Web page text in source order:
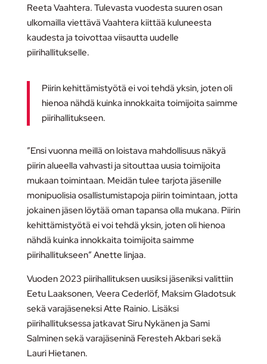
Reeta Vaahtera. Tulevasta vuodesta suuren osan
ulkomailla viettävä Vaahtera kiittää kuluneesta
kaudesta ja toivottaa viisautta uudelle
piirihallitukselle.
Piirin kehittämistyötä ei voi tehdä yksin, joten oli
hienoa nähdä kuinka innokkaita toimijoita saimme
piirihallitukseen.
”Ensi vuonna meillä on loistava mahdollisuus näkyä
piirin alueella vahvasti ja sitouttaa uusia toimijoita
mukaan toimintaan. Meidän tulee tarjota jäsenille
monipuolisia osallistumistapoja piirin toimintaan, jotta
jokainen jäsen löytää oman tapansa olla mukana. Piirin
kehittämistyötä ei voi tehdä yksin, joten oli hienoa
nähdä kuinka innokkaita toimijoita saimme
piirihallitukseen” Anette linjaa.
Vuoden 2023 piirihallituksen uusiksi jäseniksi valittiin
Eetu Laaksonen, Veera Cederlöf, Maksim Gladotsuk
sekä varajäseneksi Atte Rainio. Lisäksi
piirihallituksessa jatkavat Siru Nykänen ja Sami
Salminen sekä varajäseninä Feresteh Akbari sekä
Lauri Hietanen.